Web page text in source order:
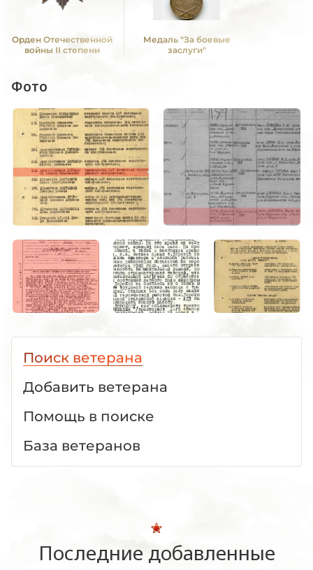
Орден Отечественной
войны II степени
Медаль "За боевые
заслуги"
Фото
Поиск ветерана
Добавить ветерана
Помощь в поиске
База ветеранов
Последние добавленные